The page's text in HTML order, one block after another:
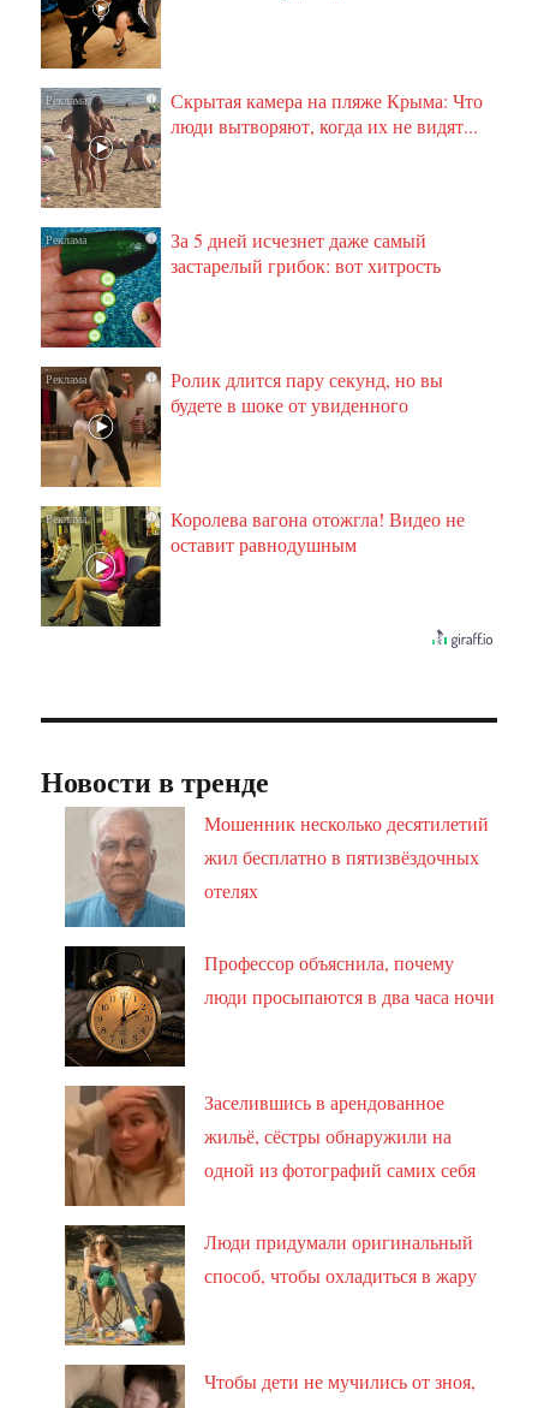
i
Скрытая камера на пляже Крыма: Что
люди вытворяют, когда их не видят...
i
За 5 дней исчезнет даже самый
застарелый грибок: вот хитрость
i
Ролик длится пару секунд, но вы
будете в шоке от увиденного
i
Королева вагона отожгла! Видео не
оставит равнодушным
Новости в тренде
Мошенник несколько десятилетий
жил бесплатно в пятизвёздочных
отелях
Профессор объяснила, почему
люди просыпаются в два часа ночи
Заселившись в арендованное
жильё, сёстры обнаружили на
одной из фотографий самих себя
Люди придумали оригинальный
способ, чтобы охладиться в жару
Чтобы дети не мучились от зноя,